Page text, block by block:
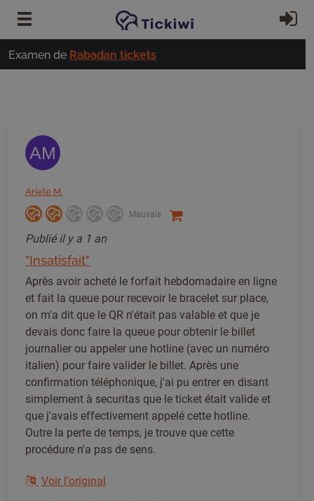
Passer au contenu principal
Examen de Rabadan tickets
AM
Ariele M.
Mauvais
Publiéil y a 1 an
"Insatisfait"
Après avoir acheté le forfait hebdomadaire en ligne
et fait la queue pour recevoir le bracelet sur place,
on m'a dit que le QR n'était pas valable et que je
devais donc faire la queue pour obtenir le billet
journalier ou appeler une hotline (avec un numéro
italien) pour faire valider le billet. Après une
confirmation téléphonique, j'ai pu entrer en disant
simplement à securitas que le ticket était valide et
que j'avais effectivement appelé cette hotline.
Outre la perte de temps, je trouve que cette
procédure n'a pas de sens.
Voir l'original